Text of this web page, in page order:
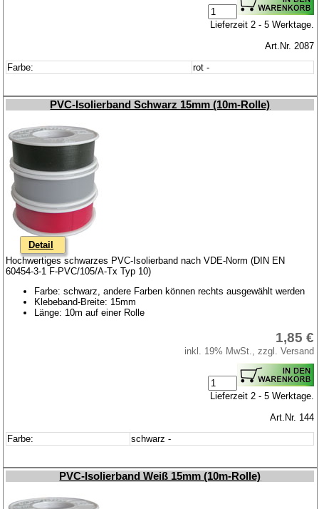
Lieferzeit 2 - 5 Werktage.
Art.Nr. 2087
Farbe: rot -
PVC-Isolierband Schwarz 15mm (10m-Rolle)
Detail
Hochwertiges schwarzes PVC-Isolierband nach VDE-Norm (DIN EN
60454-3-1 F-PVC/105/A-Tx Typ 10)
Farbe: schwarz, andere Farben können rechts ausgewählt werden
Klebeband-Breite: 15mm
Länge: 10m auf einer Rolle
1,85 €
inkl. 19% MwSt., zzgl. Versand
Lieferzeit 2 - 5 Werktage.
Art.Nr. 144
Farbe: schwarz -
PVC-Isolierband Weiß 15mm (10m-Rolle)